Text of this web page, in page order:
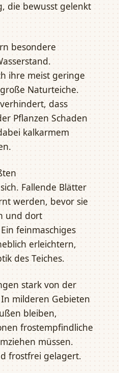
die bewusst gelenkt
besondere
ihre meist geringe
Naturteiche.
dass
Pflanzen Schaden
kalkarmem
Fallende Blätter
werden, bevor sie
und dort
feinmaschiges
erleichtern,
des Teiches.
stark von der
milderen Gebieten
bleiben,
frostempfindliche
müssen.
frostfrei gelagert.